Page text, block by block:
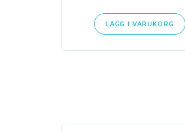
LÄGG I VARUKORG